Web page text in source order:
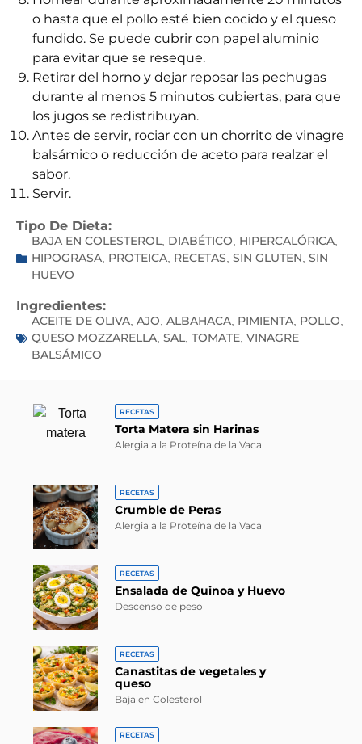
o hasta que el pollo esté bien cocido y el queso
fundido. Se puede cubrir con papel aluminio
para evitar que se reseque.
Retirar del horno y dejar reposar las pechugas
durante al menos 5 minutos cubiertas, para que
los jugos se redistribuyan.
Antes de servir, rociar con un chorrito de vinagre
balsámico o reducción de aceto para realzar el
sabor.
Servir.
Tipo De Dieta:
BAJA EN COLESTEROL DIABÉTICO HIPERCALÓRICA
HIPOGRASA PROTEICA RECETAS SIN GLUTEN SIN
HUEVO
Ingredientes:
ACEITE DE OLIVA AJO ALBAHACA PIMIENTA POLLO
QUESO MOZZARELLA SAL TOMATE VINAGRE
BALSÁMICO
RECETAS
Torta Matera sin Harinas
Alergia a la Proteína de la Vaca
RECETAS
Crumble de Peras
Alergia a la Proteína de la Vaca
RECETAS
Ensalada de Quinoa y Huevo
Descenso de peso
RECETAS
Canastitas de vegetales y
queso
Baja en Colesterol
RECETAS